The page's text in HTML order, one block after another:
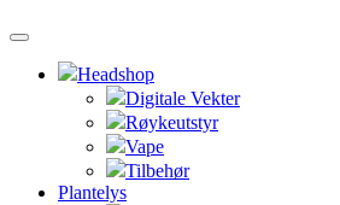
Headshop
Digitale Vekter
Røykeutstyr
Vape
Tilbehør
Plantelys